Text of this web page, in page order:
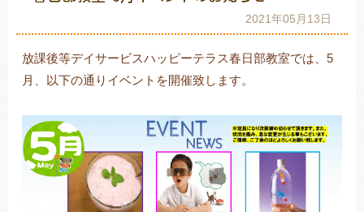
トレキング DIDIM
2021年05月13日
放課後等デイサービスハッピーテラス春日部教室では、5
月、以下の通りイベントを開催致します。